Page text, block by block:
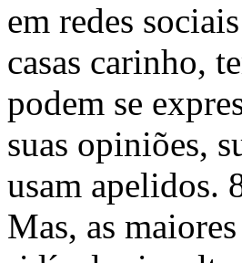
em redes
casas carinho,
podem se
suas opiniões,
usam apelidos.
Mas, as